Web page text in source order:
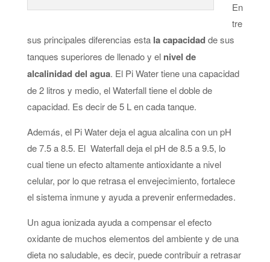
En
tre
sus principales diferencias esta la capacidadde sus
tanques superiores de llenado y elnivel de
alcalinidad del agua. El Pi Water tiene una capacidad
de 2 litros y medio, el Waterfall tiene el doble de
capacidad. Es decir de 5 L en cada tanque.
Además, el Pi Water deja el agua alcalina con un pH
de 7.5 a 8.5. El Waterfall deja el pH de 8.5 a 9.5, lo
cual tiene un efecto altamente antioxidante a nivel
celular, por lo que retrasa el envejecimiento, fortalece
el sistema inmune y ayuda a prevenir enfermedades.
Un agua ionizada ayuda a compensar el efecto
oxidante de muchos elementos del ambiente y de una
dieta no saludable, es decir, puede contribuir a retrasar